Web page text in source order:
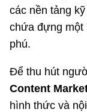
các nền tảng
chứa đựng một
phú.
Để thu hút
Content
hình thức và